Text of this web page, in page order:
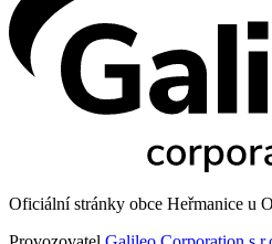
Oficiální stránky obce Heřmanice u